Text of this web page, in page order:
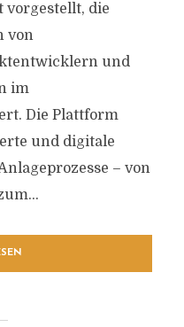
vorgestellt, die
von
und
im
Die Plattform
und digitale
– von